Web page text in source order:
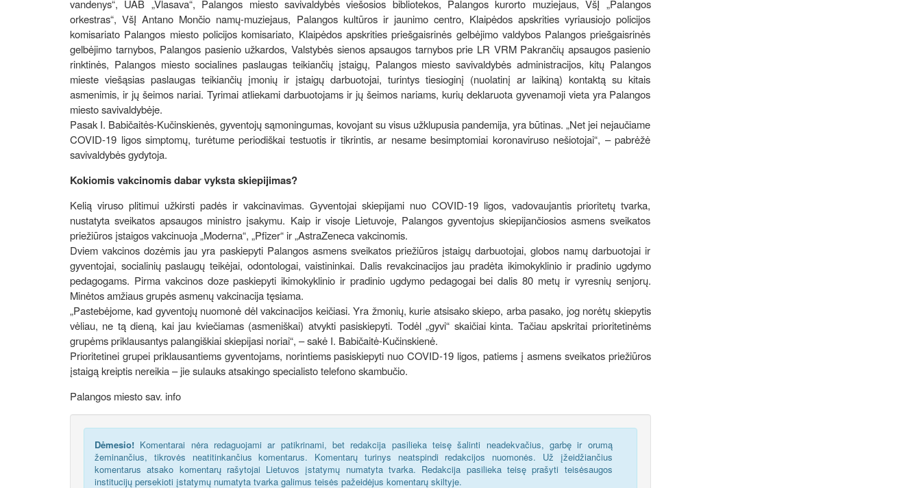
vandenys“, UAB „Vlasava“, Palangos miesto savivaldybės viešosios bibliotekos, Palangos kurorto muziejaus, VšĮ „Palangos
orkestras“, VšĮ Antano Mončio namų-muziejaus, Palangos kultūros ir jaunimo centro, Klaipėdos apskrities vyriausiojo policijos
komisariato Palangos miesto policijos komisariato, Klaipėdos apskrities priešgaisrinės gelbėjimo valdybos Palangos priešgaisrinės
gelbėjimo tarnybos, Palangos pasienio užkardos, Valstybės sienos apsaugos tarnybos prie LR VRM Pakrančių apsaugos pasienio
rinktinės, Palangos miesto socialines paslaugas teikiančių įstaigų, Palangos miesto savivaldybės administracijos, kitų Palangos
mieste viešąsias paslaugas teikiančių įmonių ir įstaigų darbuotojai, turintys tiesioginį (nuolatinį ar laikiną) kontaktą su kitais
asmenimis, ir jų šeimos nariai. Tyrimai atliekami darbuotojams ir jų šeimos nariams, kurių deklaruota gyvenamoji vieta yra Palangos
miesto savivaldybėje.
Pasak I. Babičaitės-Kučinskienės, gyventojų sąmoningumas, kovojant su visus užklupusia pandemija, yra būtinas. „Net jei nejaučiame
COVID-19 ligos simptomų, turėtume periodiškai testuotis ir tikrintis, ar nesame besimptomiai koronaviruso nešiotojai“, – pabrėžė
savivaldybės gydytoja.
Kokiomis vakcinomis dabar vyksta skiepijimas?
Kelią viruso plitimui užkirsti padės ir vakcinavimas. Gyventojai skiepijami nuo COVID-19 ligos, vadovaujantis prioritetų tvarka,
nustatyta sveikatos apsaugos ministro įsakymu. Kaip ir visoje Lietuvoje, Palangos gyventojus skiepijančiosios asmens sveikatos
priežiūros įstaigos vakcinuoja „Moderna“, „Pfizer“ ir „AstraZeneca vakcinomis.
Dviem vakcinos dozėmis jau yra paskiepyti Palangos asmens sveikatos priežiūros įstaigų darbuotojai, globos namų darbuotojai ir
gyventojai, socialinių paslaugų teikėjai, odontologai, vaistininkai. Dalis revakcinacijos jau pradėta ikimokyklinio ir pradinio ugdymo
pedagogams. Pirma vakcinos doze paskiepyti ikimokyklinio ir pradinio ugdymo pedagogai bei dalis 80 metų ir vyresnių senjorų.
Minėtos amžiaus grupės asmenų vakcinacija tęsiama.
„Pastebėjome, kad gyventojų nuomonė dėl vakcinacijos keičiasi. Yra žmonių, kurie atsisako skiepo, arba pasako, jog norėtų skiepytis
vėliau, ne tą dieną, kai jau kviečiamas (asmeniškai) atvykti pasiskiepyti. Todėl „gyvi“ skaičiai kinta. Tačiau apskritai prioritetinėms
grupėms priklausantys palangiškiai skiepijasi noriai“, – sakė I. Babičaitė-Kučinskienė.
Prioritetinei grupei priklausantiems gyventojams, norintiems pasiskiepyti nuo COVID-19 ligos, patiems į asmens sveikatos priežiūros
įstaigą kreiptis nereikia – jie sulauks atsakingo specialisto telefono skambučio.
Palangos miesto sav. info
Dėmesio! Komentarai nėra redaguojami ar patikrinami, bet redakcija pasilieka teisę šalinti neadekvačius, garbę ir orumą
žeminančius, tikrovės neatitinkančius komentarus. Komentarų turinys neatspindi redakcijos nuomonės. Už įžeidžiančius
komentarus atsako komentarų rašytojai Lietuvos įstatymų numatyta tvarka. Redakcija pasilieka teisę prašyti teisėsaugos
institucijų persekioti įstatymų numatyta tvarka galimus teisės pažeidėjus komentarų skiltyje.